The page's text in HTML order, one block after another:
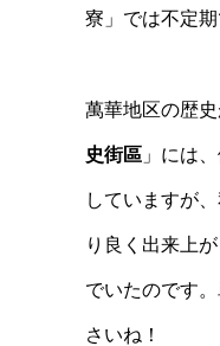
寮」では不定
萬華地区の歴
史街區 」には
していますが
り良く出来上
でいたのです
さいね！